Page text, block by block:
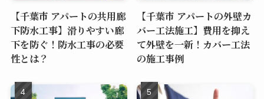
【千葉市 アパートの共用廊
下防水工事】滑りやすい廊
下を防ぐ！防水工事の必要
性とは？
【千葉市 アパートの外壁カ
バー工法施工】費用を抑え
て外壁を一新！カバー工法
の施工事例